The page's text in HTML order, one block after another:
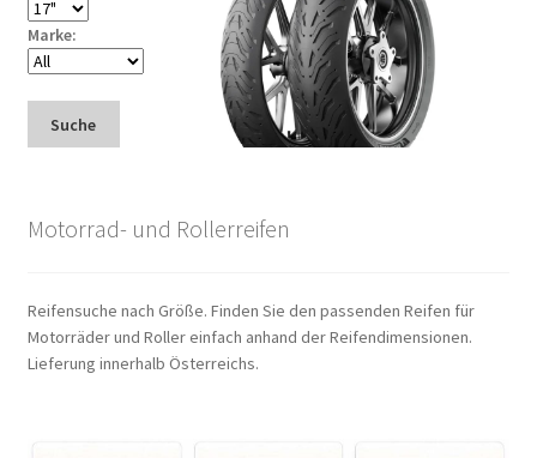
Marke:
Suche
Motorrad- und Rollerreifen
Reifensuche nach Größe. Finden Sie den passenden Reifen für
Motorräder und Roller einfach anhand der Reifendimensionen.
Lieferung innerhalb Österreichs.